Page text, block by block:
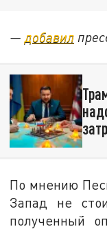
—добавил
По мнению
Запад не
полученный